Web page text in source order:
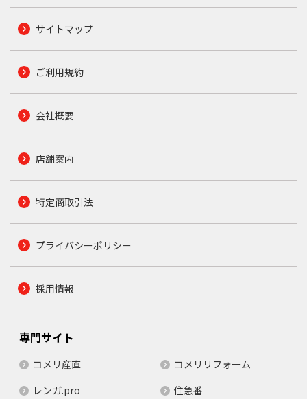
サイトマップ
ご利用規約
会社概要
店舗案内
特定商取引法
プライバシーポリシー
採用情報
専門サイト
コメリ産直
コメリリフォーム
レンガ.pro
住急番